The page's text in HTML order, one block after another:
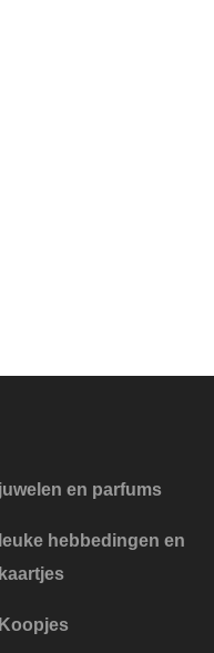
juwelen en parfums
leuke hebbedingen en
kaartjes
Koopjes